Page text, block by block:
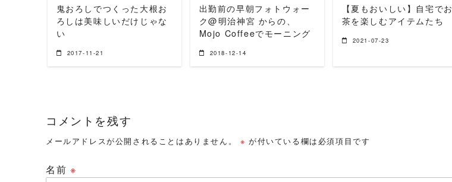
鬼おろしでつくった大根お
ろしは美味しいだけじゃな
い
2017-11-21
出勤前の早朝フォトウォー
ク@明治神宮 からの、
Mojo Coffeeでモーニング
2018-12-14
【夏もおいしい】自宅でお
茶を楽しむアイテムたち
2021-07-23
コメントを残す
メールアドレスが公開されることはありません。 ※ が付いている欄は必須項目です
名前 ※